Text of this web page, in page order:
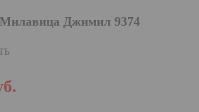
Джимил 9374